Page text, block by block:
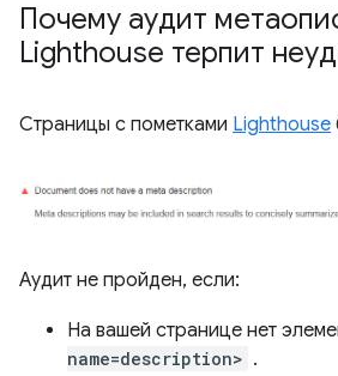
Почему аудит
Lighthouse терпит
Страницы с пометками Lighthouse
Аудит не пройден, если:
На вашей странице нет
name=description> .